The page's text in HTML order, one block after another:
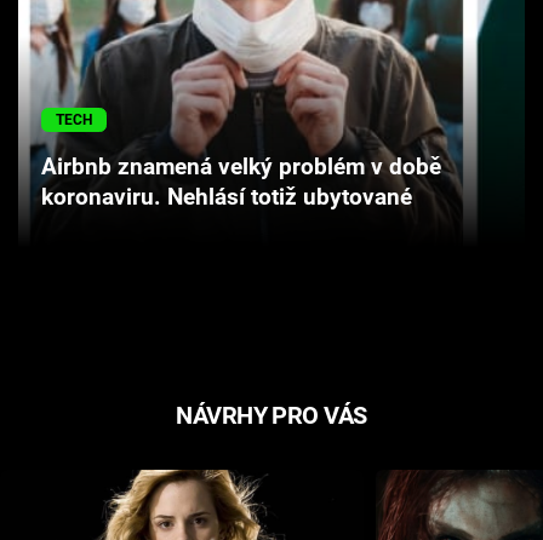
Hry
Cool Esport
Pořady
TECH
Airbnb znamená velký problém v době
koronaviru. Nehlásí totiž ubytované
NÁVRHY PRO VÁS